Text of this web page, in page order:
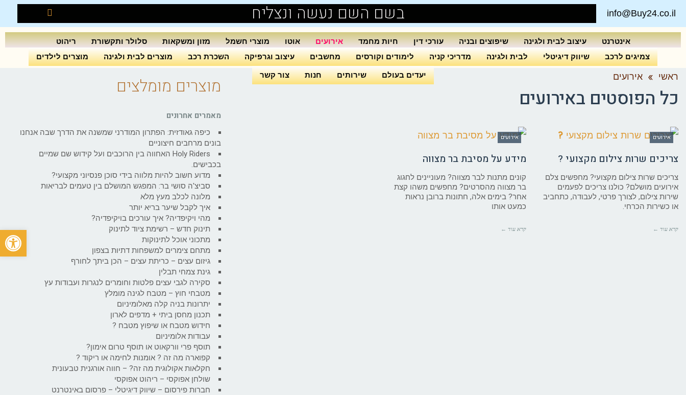
info@Buy24.co.il בשם השם נעשה ונצליח
אינטרנט עיצוב לבית ולגינה שיפוצים ובניה עורכי דין חיות מחמד אירועים אוטו מוצרי חשמל מזון ומשקאות סלולר ותקשורת
ריהוט
צמיגים לרכב
שיווק דיגיטלי לבית ולגינה מדריכי קניה לימודים וקורסים מחשבים עיצוב וגרפיקה השכרת רכב מוצרים לבית ולגינה מוצרים לילדים
יעדים בעולם שירותים חנות צור קשר ראשי » אירועים
כל הפוסטים באירועים
אירועים
צריכים שרות צילום מקצועי ?
צריכים שרות צילום מקצועי? מחפשים צלם
אירועים מושלם? כולנו צריכים לפעמים
שירות צילום, לצורך פרטי, לעבודה, כתחביב
או כשירות הכרחי.
קרא עוד ←
אירועים
מידע על מסיבת בר מצווה
קונים מתנות לבר מצווה? מעוניינים לחגוג
בר מצווה מהסרטים? מחפשים משהו קצת
אחר? בימים אלה, חתונות ברובן נראות
כמעט אותו
קרא עוד ←
מוצרים מומלצים
מאמרים אחרונים
כיפה גאודזית: הפתרון המודרני שמשנה את הדרך שבה אנחנו
בונים מרחבים חיצוניים
Holy Riders האחווה בין הרוכבים ועל קידוש שם שמיים
בכבישים.
מדוע חשוב להיות מלווה בידי סוכן פנסיוני מקצועי?
סביצ'ה סושי בר: המפגש המושלם בין טעמים לבריאות
מלונה לכלב מעץ מלא
איך לקבל שיער בריא יותר
מהי ויקיפדיה? איך עורכים בויקיפדיה?
תינוק חדש – רשימת ציוד לתינוק
מתכוני אוכל לתינוקות
מתחם צימרים למשפחות דתיות בצפון
גיזום עצים – כריתת עצים – הכן ביתך לחורף
גינת צמחי תבלין
סקירה לגבי עצים פלטות וחומרים לנגרות ועבודות עץ
מטבחי חוץ – מטבח לגינה מומלץ
יתרונות בניה קלה מאלומיניום
תכנון מחסן ביתי + מדפים לארון
חידוש מטבח או שיפוץ מטבח ?
עבודות אלומיניום
תוסף פרי וורקאוט או תוסף טרום אימון?
קפוארה מה זה ? אומנות לחימה או ריקוד ?
חקלאות אקולוגית מה זה? – חווה אורגנית טבעונית
שולחן אפוקסי – ריהוט אפוקסי
חברות פירסום – שיווק דיגיטלי – פרסום באינטרנט